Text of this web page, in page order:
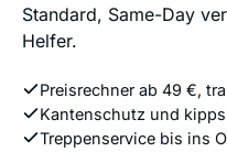
Standard, Same-Day
Helfer.
Preisrechner ab 49 €,
Kantenschutz und
Treppenservice bis ins